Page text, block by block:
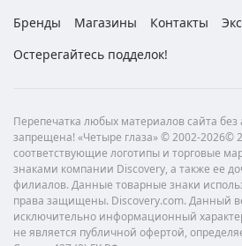
Бренды
Магазины Контакты
Остерегайтесь подделок!
Перепечатка любых материалов сайта без
запрещена! «Четыре глаза» © 2002-2026©
соответствующие логотипы и торговые
знаками компании Discovery, а также ее
филиалов. Данные товарные знаки
права защищены. Discovery.com. Данный
исключительно информационный
не является публичной офертой,